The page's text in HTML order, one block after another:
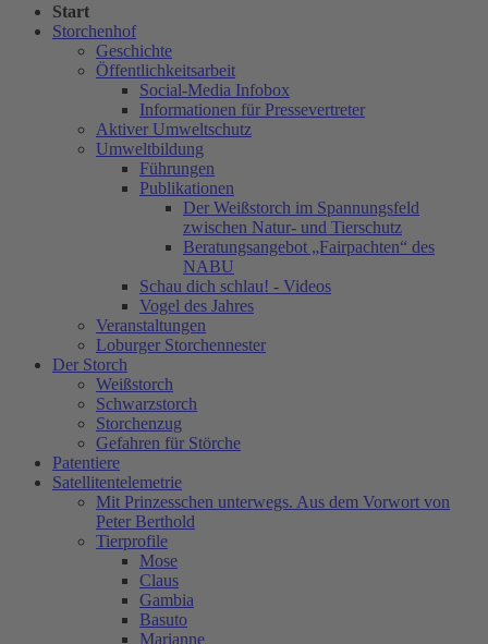
Start
Storchenhof
Geschichte
Öffentlichkeitsarbeit
Social-Media Infobox
Informationen für Pressevertreter
Aktiver Umweltschutz
Umweltbildung
Führungen
Publikationen
Der Weißstorch im Spannungsfeld
zwischen Natur- und Tierschutz
Beratungsangebot „Fairpachten“ des
NABU
Schau dich schlau! - Videos
Vogel des Jahres
Veranstaltungen
Loburger Storchennester
Der Storch
Weißstorch
Schwarzstorch
Storchenzug
Gefahren für Störche
Patentiere
Satellitentelemetrie
Mit Prinzesschen unterwegs. Aus dem Vorwort von
Peter Berthold
Tierprofile
Mose
Claus
Gambia
Basuto
Marianne